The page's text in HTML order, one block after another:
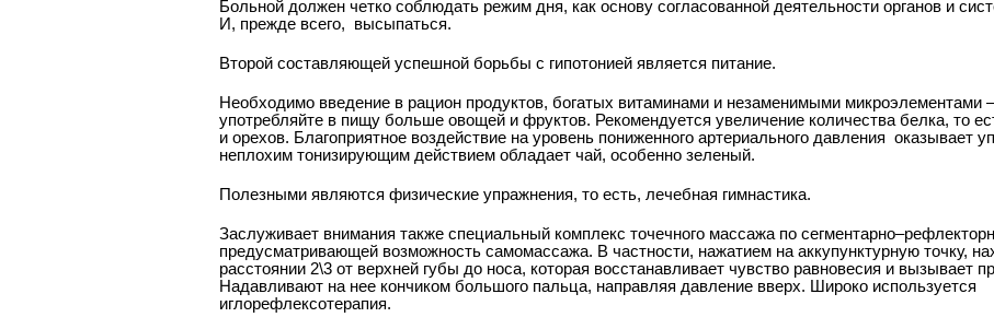
Больной должен четко соблюдать режим дня, как основу согласованной деятельности органов и
И, прежде всего, высыпаться.
Второй составляющей успешной борьбы с гипотонией является питание.
Необходимо введение в рацион продуктов, богатых витаминами и незаменимыми микроэлементами
употребляйте в пищу больше овощей и фруктов. Рекомендуется увеличение количества белка, то
и орехов. Благоприятное воздействие на уровень пониженного артериального давления оказывает
неплохим тонизирующим действием обладает чай, особенно зеленый.
Полезными являются физические упражнения, то есть, лечебная гимнастика.
Заслуживает внимания также специальный комплекс точечного массажа по
предусматривающей возможность самомассажа. В частности, нажатием на аккупунктурную точку,
расстоянии 2\3 от верхней губы до носа, которая восстанавливает чувство равновесия и вызывает
Надавливают на нее кончиком большого пальца, направляя давление вверх. Широко используется
иглорефлексотерапия.